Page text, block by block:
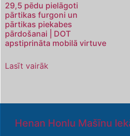
29,5 pēdu pielāgoti
pārtikas furgoni un
pārtikas piekabes
pārdošanai | DOT
apstiprināta mobilā virtuve
Lasīt vairāk
Henan Honlu Mašīnu